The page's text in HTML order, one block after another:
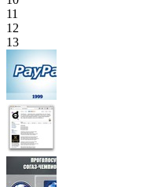
11
12
13